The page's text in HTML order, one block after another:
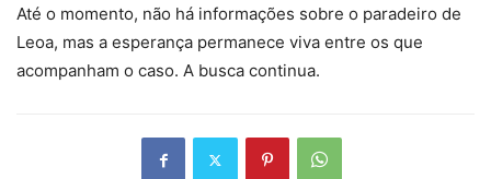
Até o momento, não há informações sobre o paradeiro de
Leoa, mas a esperança permanece viva entre os que
acompanham o caso. A busca continua.